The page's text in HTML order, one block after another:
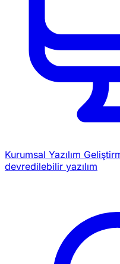
Kurumsal Yazılım
devredilebilir yazılım